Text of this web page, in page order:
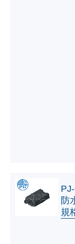
防
規